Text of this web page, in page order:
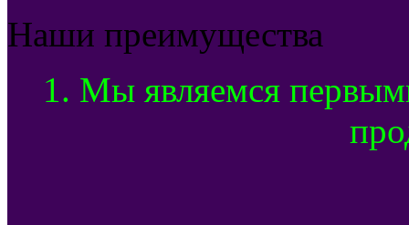
Наши преимущества
1. Мы являемся